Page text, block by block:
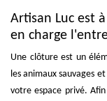
Artisan Luc est
en charge
Une clôture est un
les animaux sauvages
votre espace privé.